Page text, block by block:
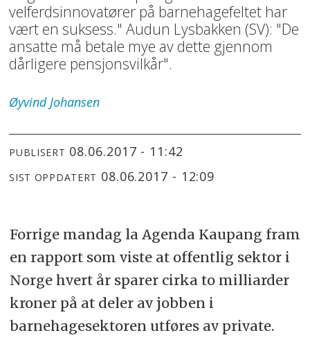
velferdsinnovatører på barnehagefeltet har
vært en suksess." Audun Lysbakken (SV): "De
ansatte må betale mye av dette gjennom
dårligere pensjonsvilkår".
Øyvind Johansen
PUBLISERT 08.06.2017 - 11:42
SIST OPPDATERT 08.06.2017 - 12:09
Forrige mandag la Agenda Kaupang fram
en rapport som viste at offentlig sektor i
Norge hvert år sparer cirka to milliarder
kroner på at deler av jobben i
barnehagesektoren utføres av private.